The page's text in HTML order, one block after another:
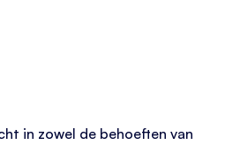
in zowel de behoeften van